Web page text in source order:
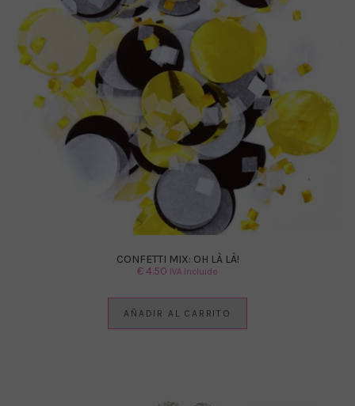
CONFETTI MIX: OH LÀ LÀ!
€4.50 IVA Incluido
AÑADIR AL CARRITO